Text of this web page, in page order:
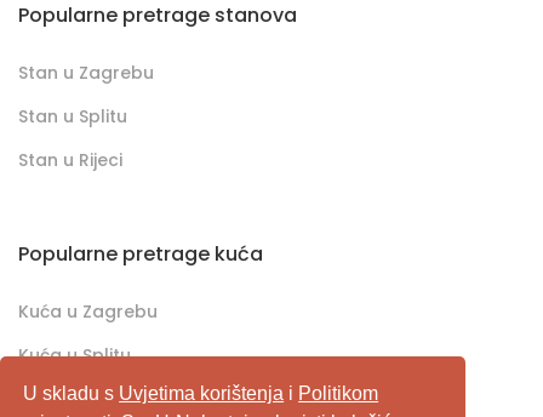
U skladu s Uvjetima korištenja i Politikom
Popularne pretrage stanova
Stan u Zagrebu
Stan u Splitu
Stan u Rijeci
Popularne pretrage kuća
Kuća u Zagrebu
Kuća u Splitu
Kuća u Rijeci